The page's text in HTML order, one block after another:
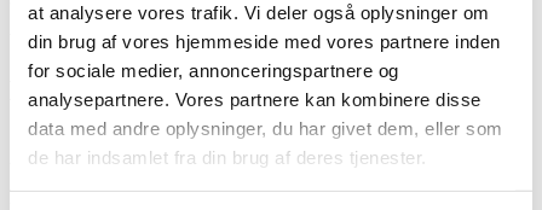
at analysere vores trafik. Vi deler også oplysninger om
din brug af vores hjemmeside med vores partnere inden
for sociale medier, annonceringspartnere og
analysepartnere. Vores partnere kan kombinere disse
data med andre oplysninger, du har givet dem, eller som
de har indsamlet fra din brug af deres tjenester.
Modern pictorial arts
VAT lot
Description
Automatic translation from Danish.